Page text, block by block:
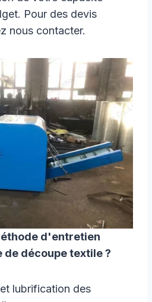
Pour des devis
nous contacter.
d'entretien
de découpe textile ?
lubrification des